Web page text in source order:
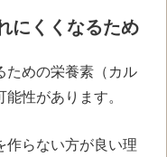
にくくなるため
ための栄養素（カル
性があります。
作らない方が良い理